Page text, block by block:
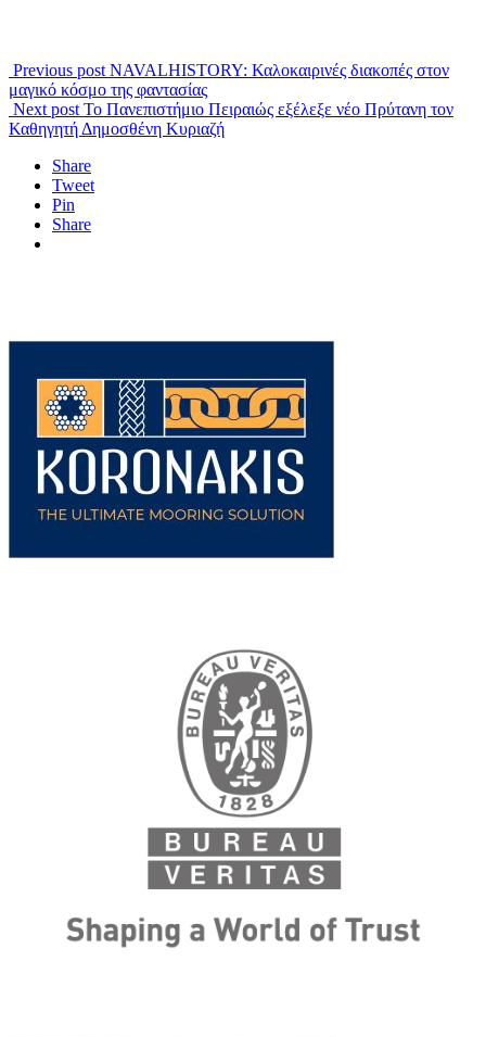
Previous post NAVALHISTORY: Καλοκαιρινές διακοπές στον
μαγικό κόσμο της φαντασίας
Next post Το Πανεπιστήμιο Πειραιώς εξέλεξε νέο Πρύτανη τον
Καθηγητή Δημοσθένη Κυριαζή
Share
Tweet
Pin
Share